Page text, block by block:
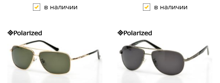
в наличии в наличии